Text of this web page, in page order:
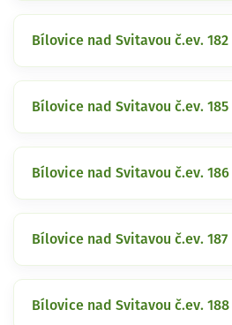
Bílovice nad Svitavou č.ev. 182
Bílovice nad Svitavou č.ev. 185
Bílovice nad Svitavou č.ev. 186
Bílovice nad Svitavou č.ev. 187
Bílovice nad Svitavou č.ev. 188